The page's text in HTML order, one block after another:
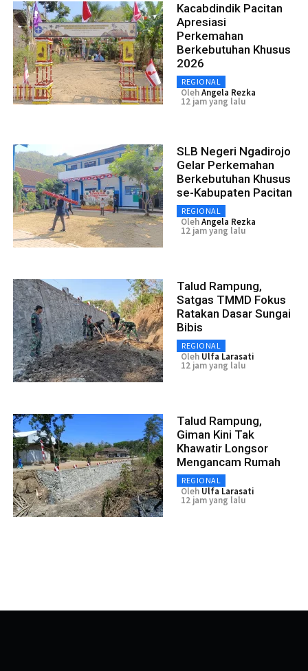
Kacabdindik Pacitan
Apresiasi
Perkemahan
Berkebutuhan Khusus
2026
REGIONAL
OlehAngela Rezka
12 jam yang lalu
SLB Negeri Ngadirojo
Gelar Perkemahan
Berkebutuhan Khusus
se-Kabupaten Pacitan
REGIONAL
OlehAngela Rezka
12 jam yang lalu
Talud Rampung,
Satgas TMMD Fokus
Ratakan Dasar Sungai
Bibis
REGIONAL
Oleh Ulfa Larasati
12 jam yang lalu
Talud Rampung,
Giman Kini Tak
Khawatir Longsor
Mengancam Rumah
REGIONAL
Oleh Ulfa Larasati
12 jam yang lalu